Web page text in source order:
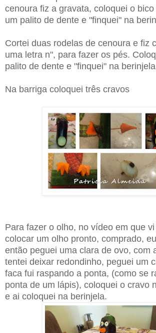
cenoura fiz a gravata, coloquei o
um palito de dente e "finquei" na
Cortei duas rodelas de cenoura e fiz
uma letra n", para fazer os pés.
palito de dente e "finquei" na
Na barriga coloquei três cravos
Para fazer o olho, no vídeo em que
colocar um olho pronto, comprado,
então peguei uma clara de ovo, com
tentei deixar redondinho, peguei um
faca fui raspando a ponta, (como se
ponta de um lápis), coloquei o cravo
e ai coloquei na berinjela.